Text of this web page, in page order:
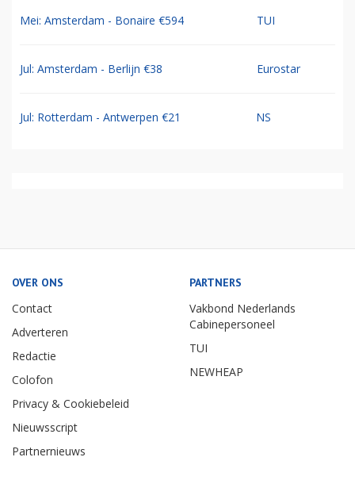
Mei: Amsterdam - Bonaire €594 TUI
Jul: Amsterdam - Berlijn €38 Eurostar
Jul: Rotterdam - Antwerpen €21 NS
OVER ONS
Contact
Adverteren
Redactie
Colofon
Privacy & Cookiebeleid
Nieuwsscript
Partnernieuws
PARTNERS
Vakbond Nederlands
Cabinepersoneel
TUI
NEWHEAP